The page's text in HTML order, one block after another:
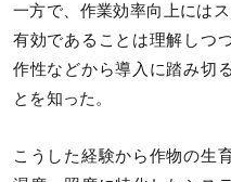
一方で、作業効率向上には
有効であることは理解しつ
作性などから導入に踏み切
とを知った。
こうした経験から作物の生